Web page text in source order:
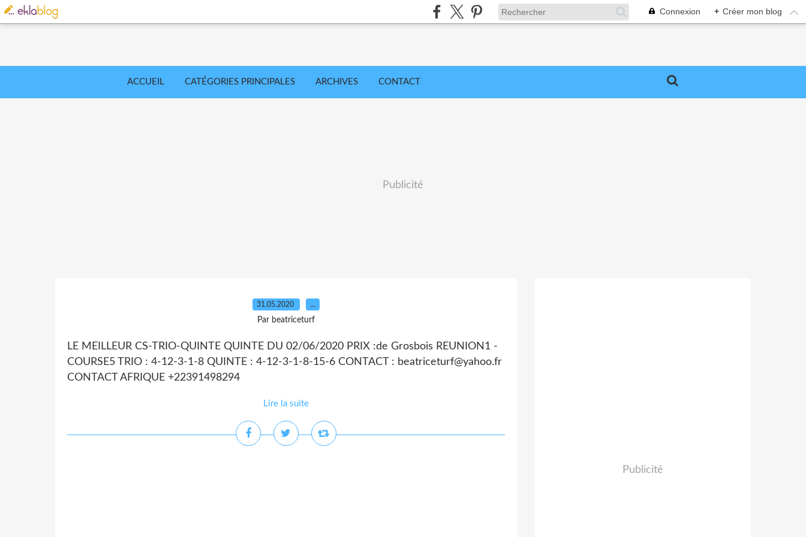
Connexion + Créer mon blog
ACCUEIL CATÉGORIES PRINCIPALES ARCHIVES CONTACT
Publicité
31.05.2020 …
Par beatriceturf
LE MEILLEUR CS-TRIO-QUINTE QUINTE DU 02/06/2020 PRIX :de Grosbois REUNION1 -
COURSE5 TRIO : 4-12-3-1-8 QUINTE : 4-12-3-1-8-15-6 CONTACT : beatriceturf@yahoo.fr
CONTACT AFRIQUE +22391498294
Lire la suite
Publicité